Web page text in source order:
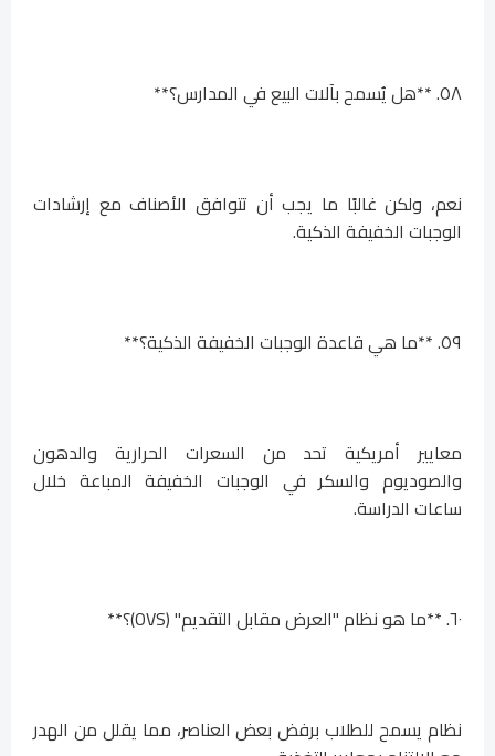
٥٨. **هل يُسمح بآلات البيع في المدارس؟**
نعم، ولكن غالبًا ما يجب أن تتوافق الأصناف مع إرشادات
الوجبات الخفيفة الذكية.
٥٩. **ما هي قاعدة الوجبات الخفيفة الذكية؟**
معايير أمريكية تحد من السعرات الحرارية والدهون
والصوديوم والسكر في الوجبات الخفيفة المباعة خلال
ساعات الدراسة.
٦٠. **ما هو نظام "العرض مقابل التقديم" (OVS)؟**
نظام يسمح للطلاب برفض بعض العناصر، مما يقلل من الهدر